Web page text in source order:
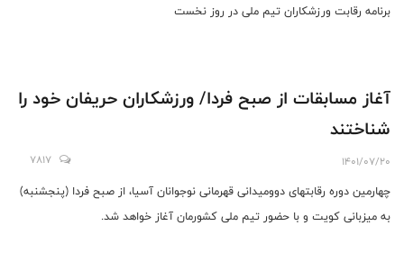
برنامه رقابت ورزشکاران تیم ملی در روز نخست
آغاز مسابقات از صبح فردا/ ورزشکاران حریفان خود را
شناختند
1401/07/20
7817
چهارمین دوره رقابتهای دوومیدانی قهرمانی نوجوانان آسیا، از صبح فردا (پنجشنبه)
به میزبانی کویت و با حضور تیم ملی کشورمان آغاز خواهد شد.